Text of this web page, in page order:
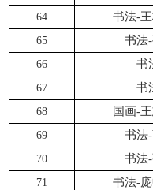
64 书法-
65 书法
66 书
67 书
68 国画-
69 书法
70 书法
71 书法-